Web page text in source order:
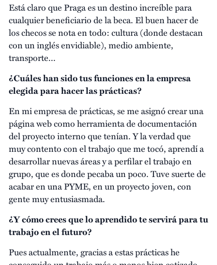
Está claro que Praga es un destino increíble para
cualquier beneficiario de la beca. El buen hacer de
los checos se nota en todo: cultura (donde destacan
con un inglés envidiable), medio ambiente,
transporte...
¿Cuáles han sido tus funciones en la empresa
elegida para hacer las prácticas?
En mi empresa de prácticas, se me asignó crear una
página web como herramienta de documentación
del proyecto interno que tenían. Y la verdad que
muy contento con el trabajo que me tocó, aprendí a
desarrollar nuevas áreas y a perfilar el trabajo en
grupo, que es donde pecaba un poco. Tuve suerte de
acabar en una PYME, en un proyecto joven, con
gente muy entusiasmada.
¿Y cómo crees que lo aprendido te servirá para tu
trabajo en el futuro?
Pues actualmente, gracias a estas prácticas he